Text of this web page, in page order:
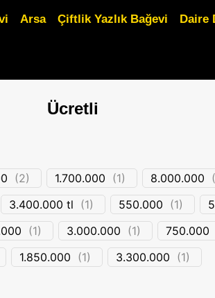
Arsa Çiftlik Yazlık Bağevi Daire
Ücretli
(2) 1.700.000 (1) 8.000.000 (
3.400.000 tl (1) 550.000 (1)
(1) 3.000.000 (1) 750.000
1.850.000 (1) 3.300.000 (1)